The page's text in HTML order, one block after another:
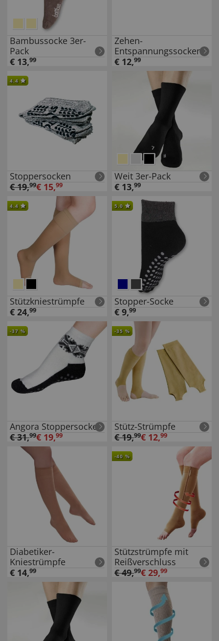
Bambussocke 3er-
Pack
€ 13,99
Zehen-
Entspannungssocken
€ 12,99
4.4
Stoppersocken
€19,99€ 15,99
Weit 3er-Pack
€ 13,99
4.4
Stützkniestrümpfe
€ 24,99
5.0
Stopper-Socke
€ 9,99
-37 %
Angora Stoppersocken
€31,99€ 19,99
-35 %
Stütz-Strümpfe
€19,99€ 12,99
Diabetiker-
Kniestrümpfe
€ 14,99
-40 %
Stützstrümpfe mit
Reißverschluss
€49,99€ 29,99